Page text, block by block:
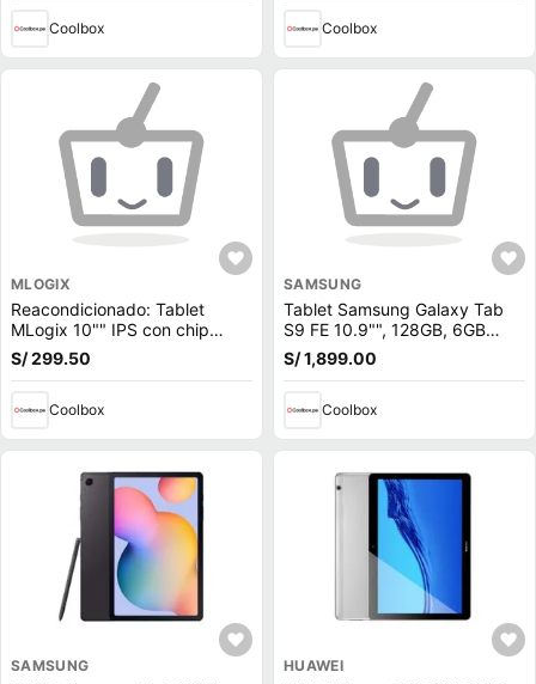
Coolbox
(reempacado)
Coolbox
MLOGIX
Reacondicionado: Tablet
MLogix 10"" IPS con chip
3G/4G LTE, 32GB, 2GB RAM,
cámara principal 5MP y frontal
negro
S/ 299.50
Coolbox
SAMSUNG
Tablet Samsung Galaxy Tab
S9 FE 10.9"", 128GB, 6GB
RAM, 2304x1440 (WUXGA+),
cámara principal 8MP y frontal
25W
S/ 1,899.00
Coolbox
SAMSUNG HUAWEI